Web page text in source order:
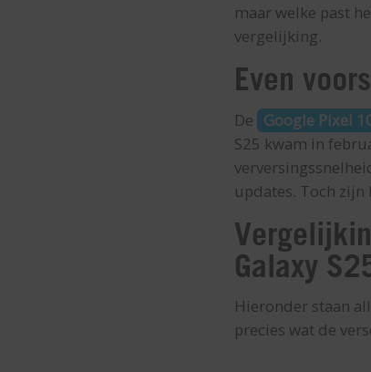
maar welke past
vergelijking.
Even
De Google Pixel
S25 kwam in
updates. Toch
Galaxy
Hieronder staan
precies wat de